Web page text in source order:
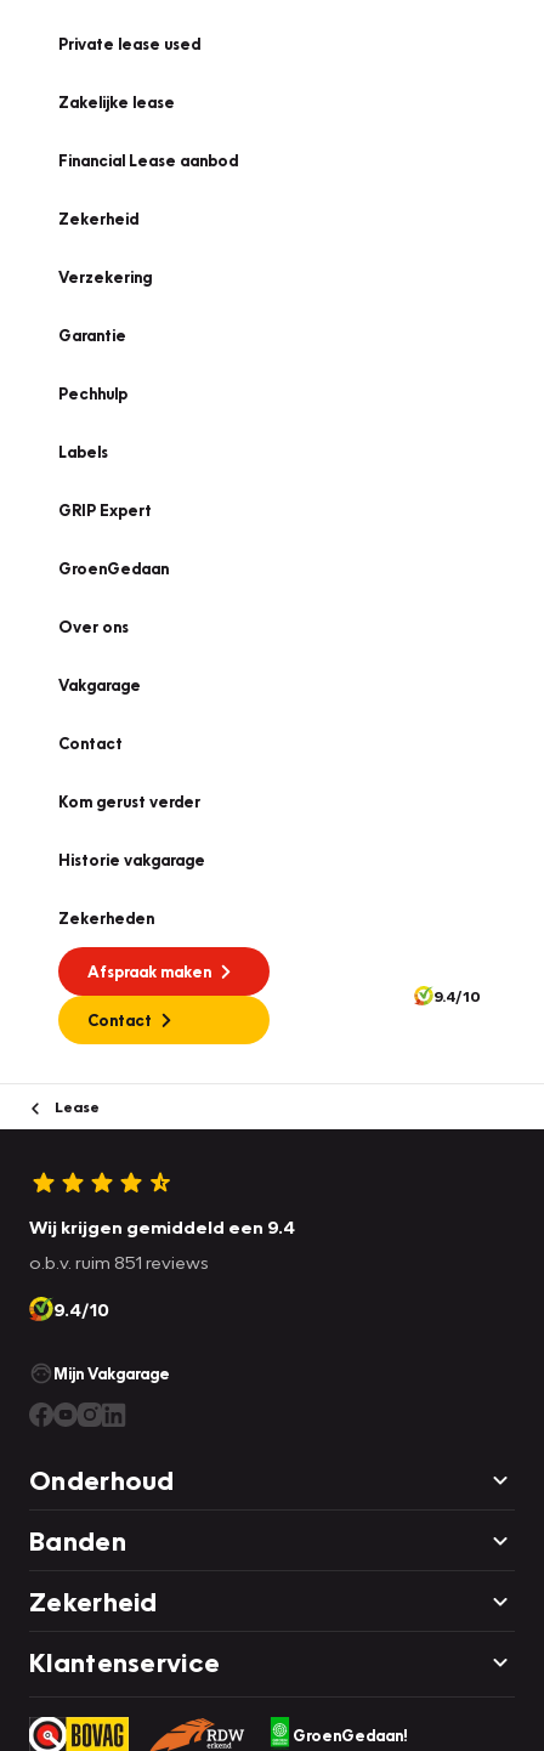
Private lease used
Zakelijke lease
Financial Lease aanbod
Zekerheid
Verzekering
Garantie
Pechhulp
Labels
GRIP Expert
GroenGedaan
Over ons
Vakgarage
Contact
Kom gerust verder
Historie vakgarage
Zekerheden
Afspraak maken
Contact
9.4/10
Lease
Wij krijgen gemiddeld een 9.4
o.b.v. ruim 851 reviews
9.4/10
Mijn Vakgarage
Onderhoud
Banden
Zekerheid
Klantenservice
GroenGedaan!